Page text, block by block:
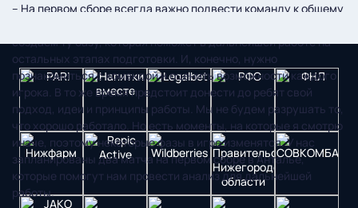
– На первом сборе всегда важно подвести команду к общему
создаем ту базу, которая поможет в дальнейшей работе на
остальных этапах подготовки. И, конечно, нужно
познакомиться с командой и оценить возможности каждого
игрока. В то же время предстоит донести до ребят свой
подход, идеи и принципы работы. Мы не будем разрушать то,
что хорошо работало. Но есть моменты, на которые я смотрю
иначе, поэтому некоторые фазы в игре изменятся. У нас
запланированы два матча на первом сборе в Анталье,
которые помогут нам провести анализ для дальнейшей
работы.